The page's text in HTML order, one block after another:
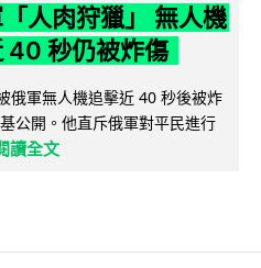
人肉狩獵」 無人機
40 秒仍被炸傷
俄軍無人機追擊近 40 秒後被炸
公開。他直斥俄軍對平民進行
讀全文